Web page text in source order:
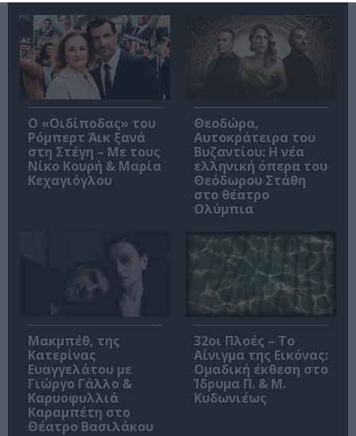
O «Οιδίποδας» του
Ρόμπερτ Άικ ξανά
στη Στέγη – Με τους
Νίκο Κουρή & Μαρία
Κεχαγιόγλου
Θεοδώρα,
Αυτοκράτειρα του
Βυζαντίου: Η νέα
ελληνική όπερα του
Θεόδωρου Στάθη
στο θέατρο
Ολύμπια
Μακμπέθ, της
Κατερίνας
Ευαγγελάτου με
Γιώργο Γάλλο &
Καρυοφυλλιά
Καραμπέτη στο
Θέατρο Βασιλάκου
32οι Πλοές – Το
Αίνιγμα της Εικόνας:
Ομαδική έκθεση στο
Ίδρυμα Π. & Μ.
Κυδωνιέως